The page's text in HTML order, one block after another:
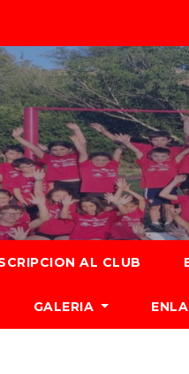
AL CLUB
GALERIA